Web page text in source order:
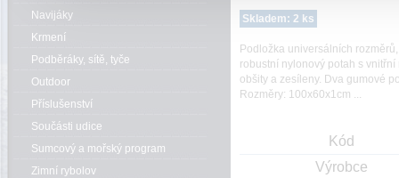
Skladem: 2 ks
Podložka universálních
robustní nylonový potah s
obšity a zesíleny. Dva gumové
Rozměry: 100x60x1cm ...
Kód
Výrobce
Navijáky
Krmení
Podběráky, sítě, tyče
Outdoor
Příslušenství
Součásti udice
Sumcový a mořský program
Zimní rybolov